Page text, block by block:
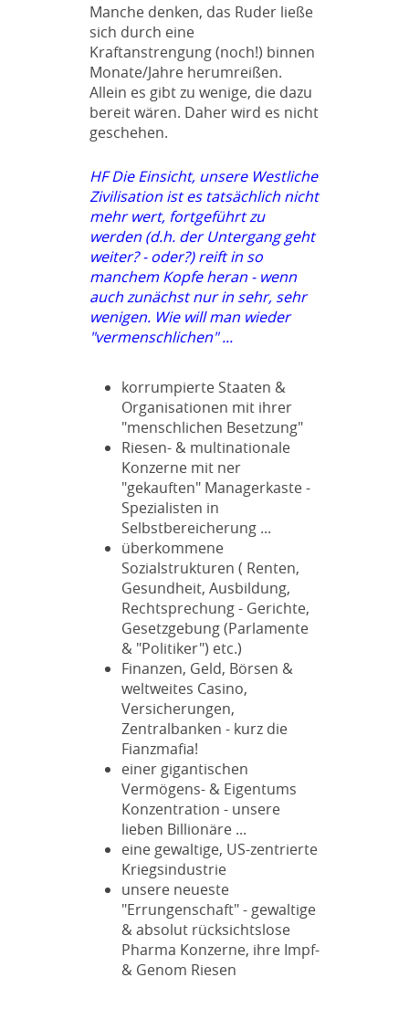
Manche denken, das Ruder ließe
sich durch eine
Kraftanstrengung (noch!) binnen
Monate/Jahre herumreißen.
Allein es gibt zu wenige, die dazu
bereit wären. Daher wird es nicht
geschehen.
HF Die Einsicht, unsere Westliche
Zivilisation ist es tatsächlich nicht
mehr wert, fortgeführt zu
werden (d.h. der Untergang geht
weiter? - oder?) reift in so
manchem Kopfe heran - wenn
auch zunächst nur in sehr, sehr
wenigen. Wie will man wieder
"vermenschlichen" ...
korrumpierte Staaten &
Organisationen mit ihrer
"menschlichen Besetzung"
Riesen- & multinationale
Konzerne mit ner
"gekauften" Managerkaste -
Spezialisten in
Selbstbereicherung ...
überkommene
Sozialstrukturen ( Renten,
Gesundheit, Ausbildung,
Rechtsprechung - Gerichte,
Gesetzgebung (Parlamente
& "Politiker") etc.)
Finanzen, Geld, Börsen &
weltweites Casino,
Versicherungen,
Zentralbanken - kurz die
Fianzmafia!
einer gigantischen
Vermögens- & Eigentums
Konzentration - unsere
lieben Billionäre ...
eine gewaltige, US-zentrierte
Kriegsindustrie
unsere neueste
"Errungenschaft" - gewaltige
& absolut rücksichtslose
Pharma Konzerne, ihre Impf-
& Genom Riesen